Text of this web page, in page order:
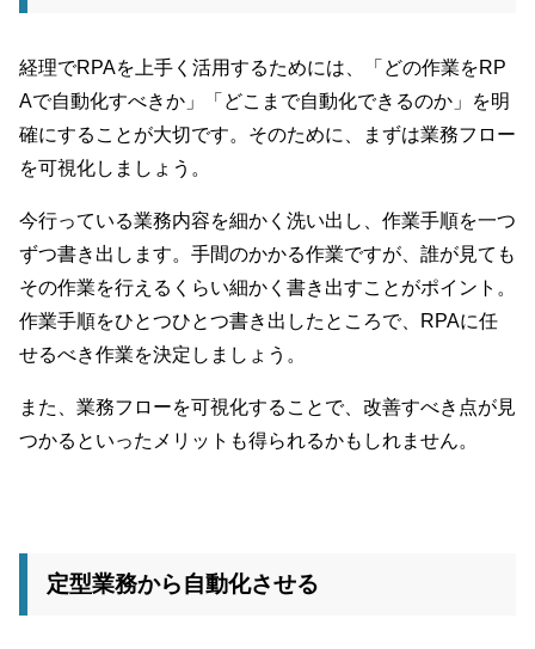
経理でRPAを上手く活用するためには、「どの作業をRP
Aで自動化すべきか」「どこまで自動化できるのか」を明
確にすることが大切です。そのために、まずは業務フロー
を可視化しましょう。
今行っている業務内容を細かく洗い出し、作業手順を一つ
ずつ書き出します。手間のかかる作業ですが、誰が見ても
その作業を行えるくらい細かく書き出すことがポイント。
作業手順をひとつひとつ書き出したところで、RPAに任
せるべき作業を決定しましょう。
また、業務フローを可視化することで、改善すべき点が見
つかるといったメリットも得られるかもしれません。
定型業務から自動化させる